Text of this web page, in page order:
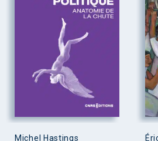
Michel Hastings